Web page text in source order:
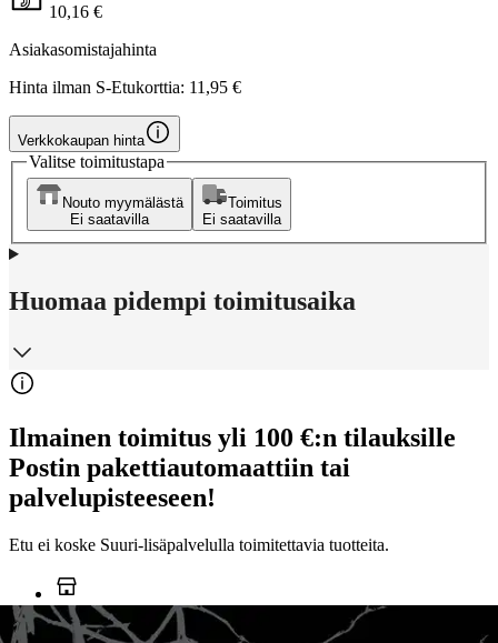
10,16 €
Asiakasomistajahinta
Hinta ilman S-Etukorttia: 11,95 €
Verkkokaupan hinta
Valitse toimitustapa
Nouto myymälästä
Ei saatavilla
Toimitus
Ei saatavilla
Huomaa pidempi toimitusaika
Ilmainen toimitus yli 100 €:n tilauksille
Postin pakettiautomaattiin tai
palvelupisteeseen!
Etu ei koske Suuri‑lisäpalvelulla toimitettavia tuotteita.